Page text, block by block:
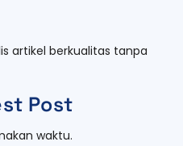
artikel berkualitas tanpa
Post
waktu.